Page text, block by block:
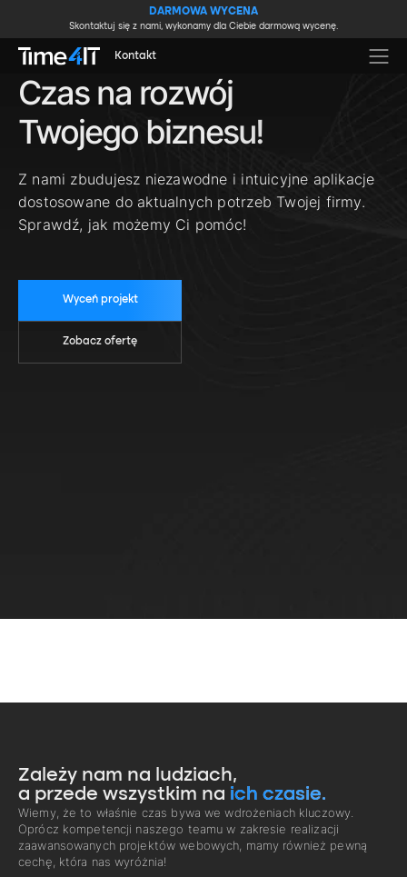
DARMOWA WYCENA
Skontaktuj się z nami, wykonamy dla Ciebie darmową wycenę.
Kontakt
Czas na rozwój
Twojego biznesu!
Z nami zbudujesz niezawodne i intuicyjne aplikacje
dostosowane do aktualnych potrzeb Twojej firmy.
Sprawdź, jak możemy Ci pomóc!
Wyceń projekt
Zobacz ofertę
Zależy nam na ludziach,
a przede wszystkim na ich czasie.
Wiemy, że to właśnie czas bywa we wdrożeniach kluczowy.
Oprócz kompetencji naszego teamu w zakresie realizacji
zaawansowanych projektów webowych, mamy również pewną
cechę, która nas wyróżnia!